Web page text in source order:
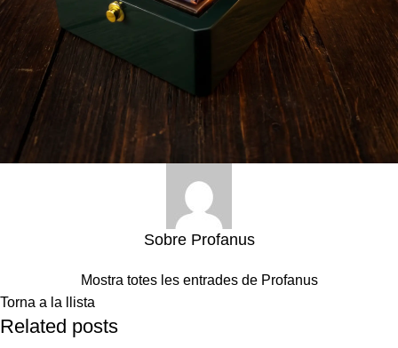
Sobre Profanus
Mostra totes les entrades de Profanus
Torna a la llista
Related posts